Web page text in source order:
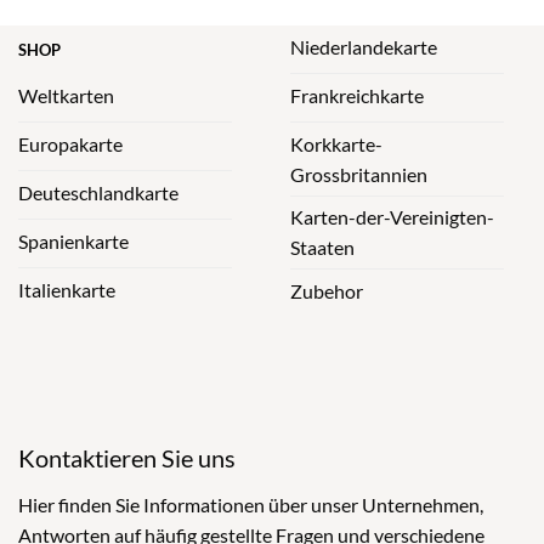
SHOP
Weltkarten
Europakarte
Deuteschlandkarte
Spanienkarte
Italienkarte
Niederlandekarte
Frankreichkarte
Korkkarte-
Grossbritannien
Karten-der-Vereinigten-
Staaten
Zubehor
Kontaktieren Sie uns
Hier finden Sie Informationen über unser Unternehmen,
Antworten auf häufig gestellte Fragen und verschiedene